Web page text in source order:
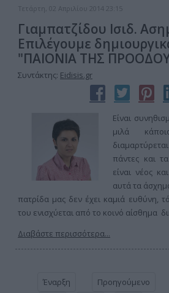
Τετάρτη, 02 Απριλίου 2014 23:15
Γιαμπατζίδου Ισιδ.
Επιλέγουμε
"ΠΑΙΟΝΙΑ ΤΗΣ
Συντάκτης: Eidisis.gr
Είναι
μιλά
πάντες και
είναι νέος
αυτά τα
πατρίδα μας δεν έχει καμιά ευθύνη,
του ενισχύεται από το κοινό αίσθημα
Διαβάστε περισσότερα...
Έναρξη Προηγούμενο